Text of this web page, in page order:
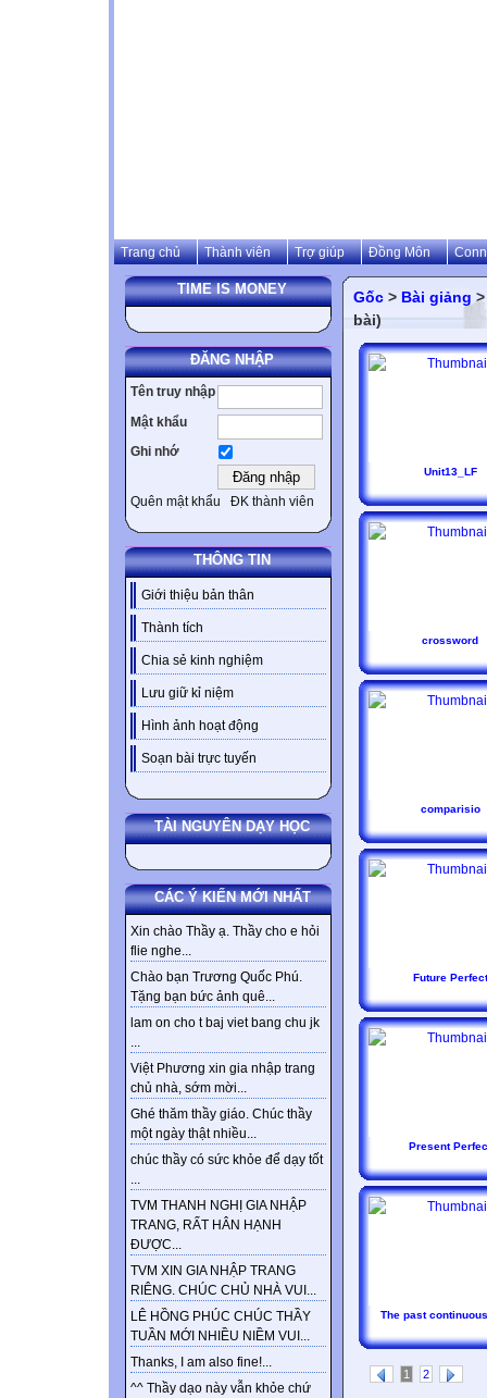
Trang chủ Thành viên Trợ giúp Đồng Môn
TIME IS MONEY
ĐĂNG NHẬP
Tên truy nhập
Mật khẩu
Ghi nhớ
Quên mật khẩu ĐK thành viên
THÔNG TIN
Giới thiệu bản thân
Thành tích
Chia sẻ kinh nghiệm
Lưu giữ kỉ niệm
Hình ảnh hoạt động
Soạn bài trực tuyến
TÀI NGUYÊN DẠY HỌC
CÁC Ý KIẾN MỚI NHẤT
Xin chào Thầy ạ. Thầy cho e hỏi
flie nghe...
Chào bạn Trương Quốc Phú.
Tặng bạn bức ảnh quê...
lam on cho t baj viet bang chu jk
...
Việt Phương xin gia nhập trang
chủ nhà, sớm mời...
Ghé thăm thầy giáo. Chúc thầy
một ngày thật nhiều...
chúc thầy có sức khỏe để dạy tốt
...
TVM THANH NGHỊ GIA NHẬP
TRANG, RẤT HÂN HẠNH
ĐƯỢC...
TVM XIN GIA NHẬP TRANG
RIÊNG. CHÚC CHỦ NHÀ VUI...
LÊ HỒNG PHÚC CHÚC THẦY
TUẦN MỚI NHIỀU NIỀM VUI...
Thanks, I am also fine!...
^^ Thầy dạo này vẫn khỏe chứ
Gốc > Bài giảng
bài)
Unit13_LF
crossword
comparisio
Future Perfect
Present
The past
1 2